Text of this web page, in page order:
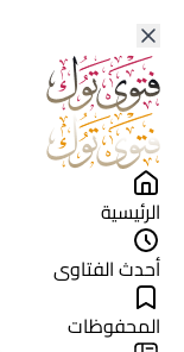
الرئيسية
أحدث الفتاوى
المحفوظات